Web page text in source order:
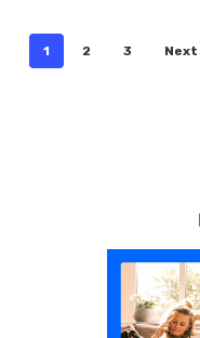
1 2 3 Next